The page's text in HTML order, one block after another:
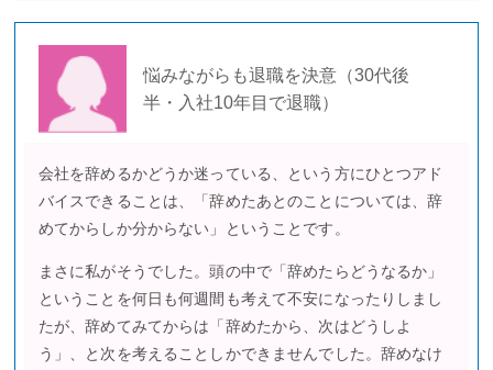
悩みながらも退職を決意（30代後
半・入社10年目で退職）
会社を辞めるかどうか迷っている、という方にひとつアド
バイスできることは、「辞めたあとのことについては、辞
めてからしか分からない」ということです。
まさに私がそうでした。頭の中で「辞めたらどうなるか」
ということを何日も何週間も考えて不安になったりしまし
たが、辞めてみてからは「辞めたから、次はどうしよ
う」、と次を考えることしかできませんでした。辞めなけ